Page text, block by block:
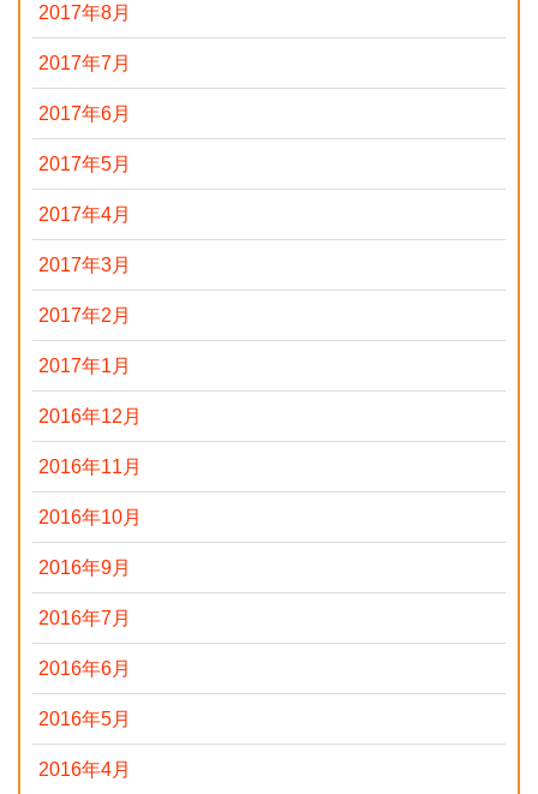
2017年8月
2017年7月
2017年6月
2017年5月
2017年4月
2017年3月
2017年2月
2017年1月
2016年12月
2016年11月
2016年10月
2016年9月
2016年7月
2016年6月
2016年5月
2016年4月